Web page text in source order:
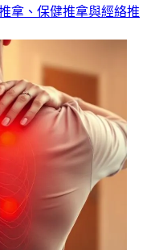
拿、保健推拿與經絡推